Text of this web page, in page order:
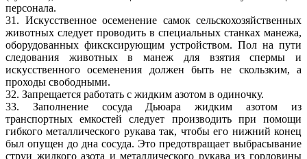
персонала.
31. Искусственное осеменение самок сельскохозяйственных
животных следует проводить в специальных станках манежа,
оборудованных фиксксирующим устройством. Пол на пути
следования животных в манеж для взятия спермы и
искусственного осеменения должен быть не скользким, а
проходы свободными.
32. Запрещается работать с жидким азотом в одиночку.
33. Заполнение сосуда Дьюара жидким азотом из
транспортных емкостей следует производить при помощи
гибкого металлического рукава так, чтобы его нижний конец
был опущен до дна сосуда. Это предотвращает выбрасывание
струи жидкого азота и металлического рукава из горловины